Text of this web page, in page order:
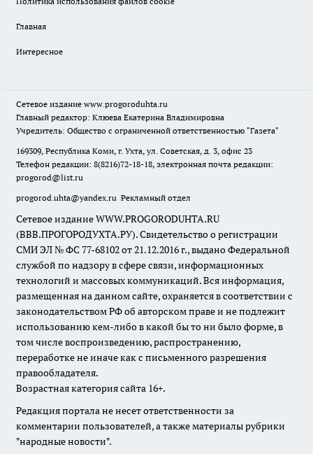
Главная
Интересное
Сетевое издание www.progoroduhta.ru
Главный редактор: Клюева Екатерина Владимировна
Учредитель: Общество с ограниченной ответственностью "Газета"
169309, Республика Коми, г. Ухта, ул. Советская, д. 3, офис 23
Телефон редакции: 8(8216)72-18-18, электронная почта редакции:
progorod@list.ru
progorod.uhta@yandex.ru Рекламный отдел
Сетевое издание WWW.PROGORODUHTA.RU
(ВВВ.ПРОГОРОДУХТА.РУ). Свидетельство о регистрации
СМИ ЭЛ № ФС 77-68102 от 21.12.2016 г., выдано Федеральной
службой по надзору в сфере связи, информационных
технологий и массовых коммуникаций. Вся информация,
размещенная на данном сайте, охраняется в соответствии с
законодательством РФ об авторском праве и не подлежит
использованию кем-либо в какой бы то ни было форме, в
том числе воспроизведению, распространению,
переработке не иначе как с письменного разрешения
правообладателя.
Возрастная категория сайта 16+.
Редакция портала не несет ответственности за
комментарии пользователей, а также материалы рубрики
"народные новости".